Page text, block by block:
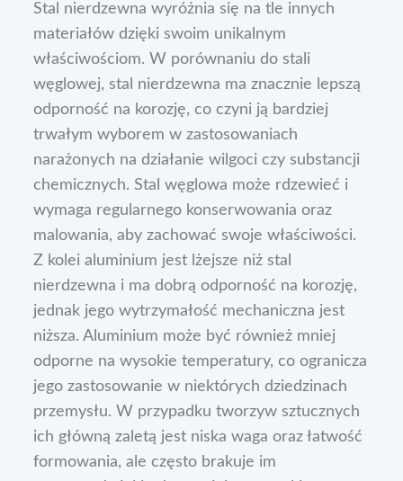
Stal nierdzewna wyróżnia się na tle innych
materiałów dzięki swoim unikalnym
właściwościom. W porównaniu do stali
węglowej, stal nierdzewna ma znacznie lepszą
odporność na korozję, co czyni ją bardziej
trwałym wyborem w zastosowaniach
narażonych na działanie wilgoci czy substancji
chemicznych. Stal węglowa może rdzewieć i
wymaga regularnego konserwowania oraz
malowania, aby zachować swoje właściwości.
Z kolei aluminium jest lżejsze niż stal
nierdzewna i ma dobrą odporność na korozję,
jednak jego wytrzymałość mechaniczna jest
niższa. Aluminium może być również mniej
odporne na wysokie temperatury, co ogranicza
jego zastosowanie w niektórych dziedzinach
przemysłu. W przypadku tworzyw sztucznych
ich główną zaletą jest niska waga oraz łatwość
formowania, ale często brakuje im